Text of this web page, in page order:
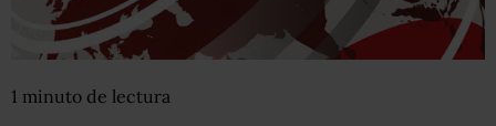
1 minuto de lectura